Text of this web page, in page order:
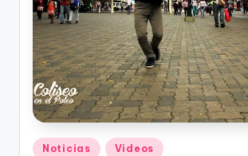
Publicado
Noticias Videos